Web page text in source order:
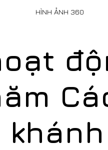
HÌNH ẢNH 360